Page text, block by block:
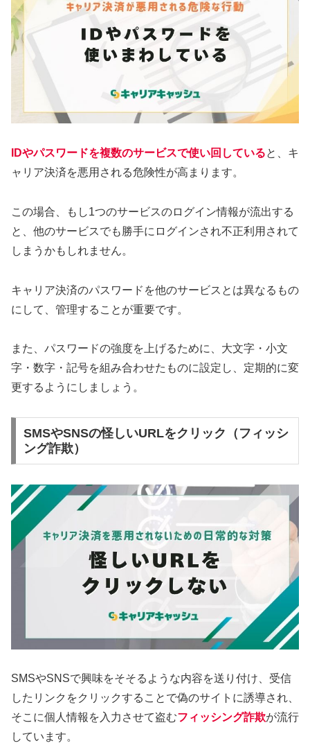
IDやパスワードを複数のサービスで使い回していると、キ
ャリア決済を悪用される危険性が高まります。
この場合、もし1つのサービスのログイン情報が流出する
と、他のサービスでも勝手にログインされ不正利用されて
しまうかもしれません。
キャリア決済のパスワードを他のサービスとは異なるもの
にして、管理することが重要です。
また、パスワードの強度を上げるために、大文字・小文
字・数字・記号を組み合わせたものに設定し、定期的に変
更するようにしましょう。
SMSやSNSの怪しいURLをクリック（フィッシ
ング詐欺）
SMSやSNSで興味をそそるような内容を送り付け、受信
したリンクをクリックすることで偽のサイトに誘導され、
そこに個人情報を入力させて盗むフィッシング詐欺が流行
しています。